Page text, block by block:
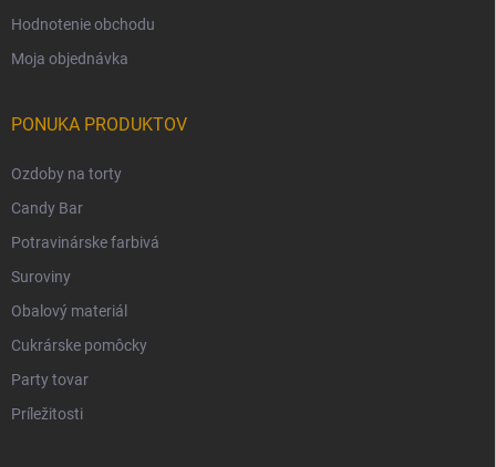
Hodnotenie obchodu
Moja objednávka
PONUKA PRODUKTOV
Ozdoby na torty
Candy Bar
Potravinárske farbivá
Suroviny
Obalový materiál
Cukrárske pomôcky
Party tovar
Príležitosti